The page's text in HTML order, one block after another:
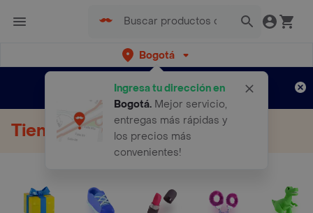
Bogotá
Ingresa tu dirección en
Bogotá. Mejor servicio,
entregas más rápidas y
los precios más
convenientes!
envíos gratis por semanas
Aplican TyC
Tienda Online